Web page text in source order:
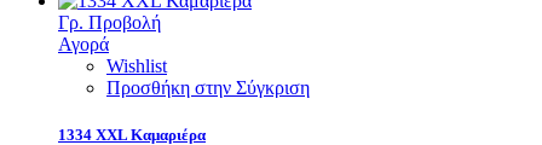
Γρ. Προβολή
Αγορά
Wishlist
Προσθήκη στην Σύγκριση
1334 XXL Καμαριέρα